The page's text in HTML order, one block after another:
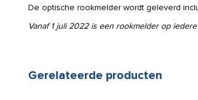
De optische rookmelder wordt geleverd
Vanaf 1 juli 2022 is een rookmelder op
Gerelateerde producten